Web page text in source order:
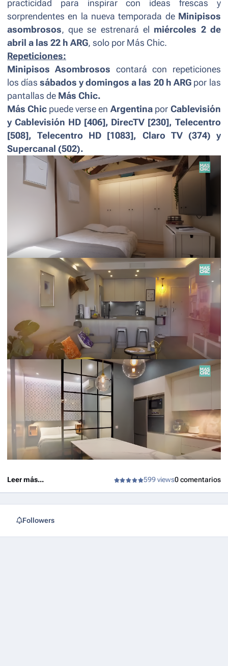
practicidad para inspirar con ideas frescas y
sorprendentes en la nueva temporada de Minipisos
asombrosos, que se estrenará el miércoles 2 de
abril a las 22 h ARG, solo por Más Chic.
Repeticiones:
Minipisos Asombrosos contará con repeticiones
los días sábados y domingos a las 20 h ARG por las
pantallas de Más Chic.
Más Chic puede verse en Argentina por Cablevisión
y Cablevisión HD [406], DirecTV [230], Telecentro
[508], Telecentro HD [1083], Claro TV (374) y
Supercanal (502).
Leer más... 599 views0 comentarios
Followers